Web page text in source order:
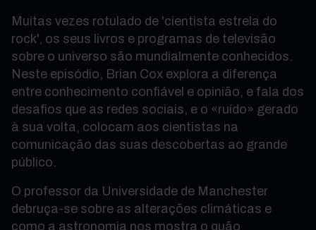
Muitas vezes rotulado de 'cientista estrela do
rock', os seus livros e programas de televisão
sobre o universo são mundialmente conhecidos.
Neste episódio, Brian Cox explora a diferença
entre conhecimento confiável e opinião, e fala dos
desafios que as redes sociais, e o «ruído» gerado
à sua volta, colocam aos cientistas na
comunicação das suas descobertas ao grande
público.
O professor da Universidade de Manchester
debruça-se sobre as alterações climáticas e
como a astronomia nos mostra o quão